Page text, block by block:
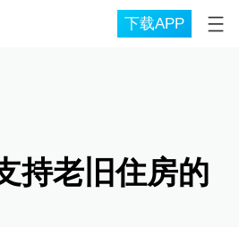
下载APP
持老旧住房的